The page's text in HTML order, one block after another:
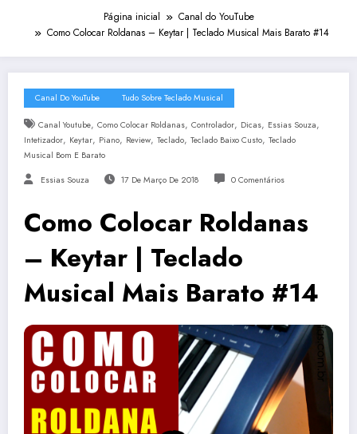
Página inicial
Canal do YouTube
Como Colocar Roldanas – Keytar | Teclado Musical Mais Barato #14
Canal Do YouTube Tudo Sobre Teclado Musical
Canal Youtube, Como Colocar Roldanas, Controlador, Dicas, Essias Souza,
Intetizador, Keytar, Piano, Review, Teclado, Teclado Baixo Custo, Teclado
Musical Bom E Barato
Essias Souza 17 De Março De 2018 0 Comentários
Como Colocar Roldanas
– Keytar | Teclado
Musical Mais Barato #14